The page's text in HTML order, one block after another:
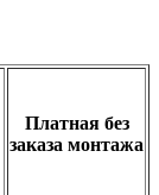
Платная без
заказа монтажа